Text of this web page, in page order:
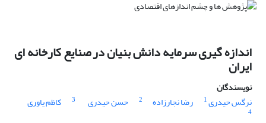
اندازه گیری سرمایه دانش بنیان در صنایع کارخانه ای
ایران
نویسندگان
نرگس حیدری1 رضا نجارزاده 2 حسن حیدری 3 کاظم یاوری
4